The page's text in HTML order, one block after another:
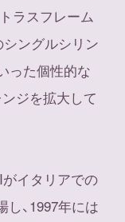
ラスフレーム
シングルシリン
った個性的な
ジを拡大して
がイタリアでの
、1997年には